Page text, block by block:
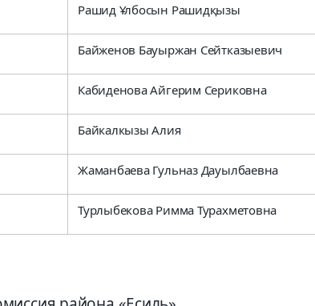
Рашид Ұлбосын Рашидқызы
Байженов Бауыржан Сейтказыевич
Кабиденова Айгерим Сериковна
Байкалкызы Алия
Жаманбаева Гульназ Дауылбаевна
Турлыбекова Римма Турахметовна